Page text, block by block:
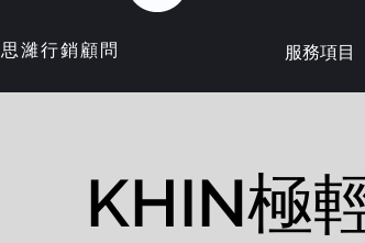
思濰行銷顧問 服務項目
KHIN極